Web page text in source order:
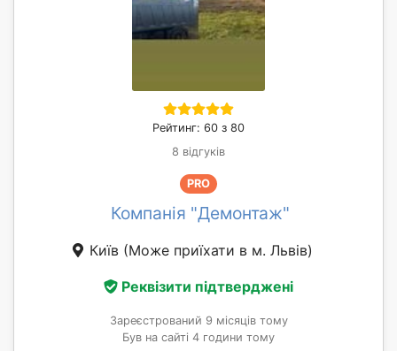
Рейтинг: 60 з 80
8 відгуків
PRO
Компанія "Демонтаж"
Київ (Може приїхати в м. Львів)
Реквізити підтверджені
Зареєстрований 9 місяців тому
Був на сайті 4 години тому